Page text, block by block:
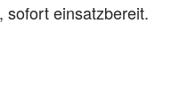
sofort einsatzbereit.